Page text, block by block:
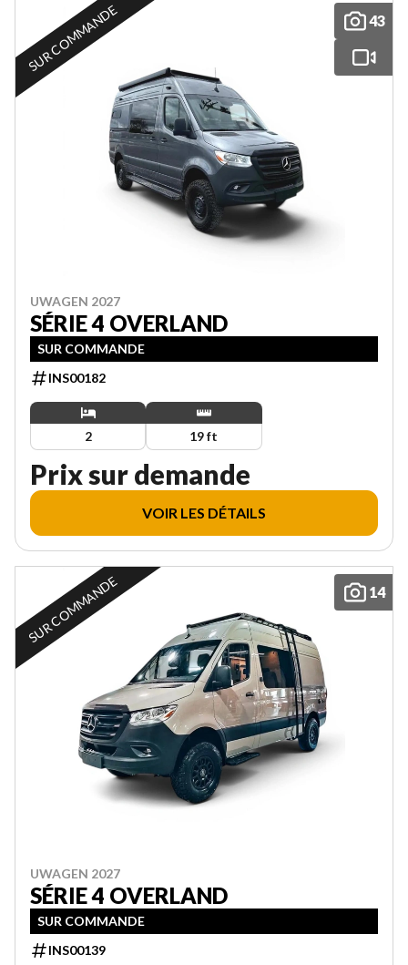
43
SUR COMMANDE
UWAGEN 2027
SÉRIE 4 OVERLAND
SUR COMMANDE
INS00182
2 19 ft
Prix sur demande
VOIR LES DÉTAILS
14
SUR COMMANDE
UWAGEN 2027
SÉRIE 4 OVERLAND
SUR COMMANDE
INS00139